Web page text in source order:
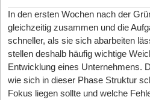
Personengesellschaft oder
mit ihrem gesamten persönlichen
Verbindlichkeiten des
Gesellschafter, haften diese dem
gesamtschuldnerisch, was
geforderte Summe von jedem
oder ganz. Wichtig ist daher, dass
In den ersten Wochen nach der
gleichzeitig zusammen und die
schneller, als sie sich abarbeiten
stellen deshalb häufig wichtige
Entwicklung eines Unternehmens.
wie sich in dieser Phase Struktur
Fokus liegen sollte und welche